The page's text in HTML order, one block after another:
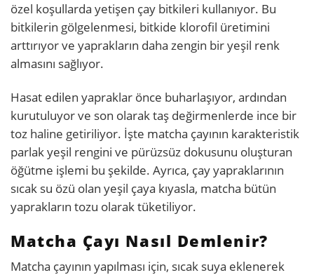
özel koşullarda yetişen çay bitkileri kullanıyor. Bu
bitkilerin gölgelenmesi, bitkide klorofil üretimini
arttırıyor ve yaprakların daha zengin bir yeşil renk
almasını sağlıyor.
Hasat edilen yapraklar önce buharlaşıyor, ardından
kurutuluyor ve son olarak taş değirmenlerde ince bir
toz haline getiriliyor. İşte matcha çayının karakteristik
parlak yeşil rengini ve pürüzsüz dokusunu oluşturan
öğütme işlemi bu şekilde. Ayrıca, çay yapraklarının
sıcak su özü olan yeşil çaya kıyasla, matcha bütün
yaprakların tozu olarak tüketiliyor.
Matcha Çayı Nasıl Demlenir?
Matcha çayının yapılması için, sıcak suya eklenerek